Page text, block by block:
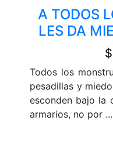
A TODOS
LES DA
Todos los
pesadillas y
esconden bajo la
armarios, no por ...